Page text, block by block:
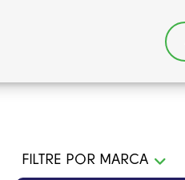
FILTRE POR MARCA